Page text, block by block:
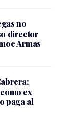
no
director
Armas
ex
paga al